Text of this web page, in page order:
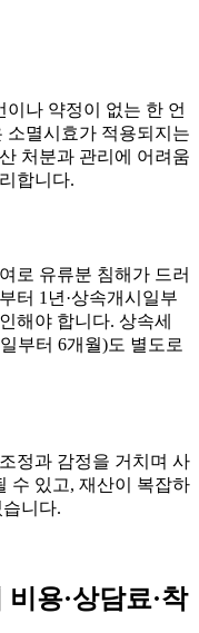
나 약정이 없는 한 언
소멸시효가 적용되지는
처분과 관리에 어려움
합니다.
로 유류분 침해가 드러
터 1년·상속개시일부
해야 합니다. 상속세
부터 6개월)도 별도로
정과 감정을 거치며 사
수 있고, 재산이 복잡하
니다.
용·상담료·착